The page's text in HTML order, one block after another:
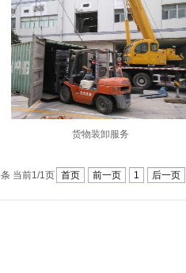
货物装卸服务
当前1/1页 首页 前一页 1 后一页